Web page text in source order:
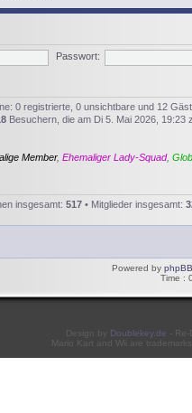
Passwort:
0 registrierte, 0 unsichtbare und 12
Besuchern, die am Di 5. Mai 2026, 19:23
Member, Ehemaliger Lady-Squad,
insgesamt: 517 • Mitglieder insgesamt:
Powered by phpBB
Time :
Design by Doublekey.de -
Mario Kart and Wii are